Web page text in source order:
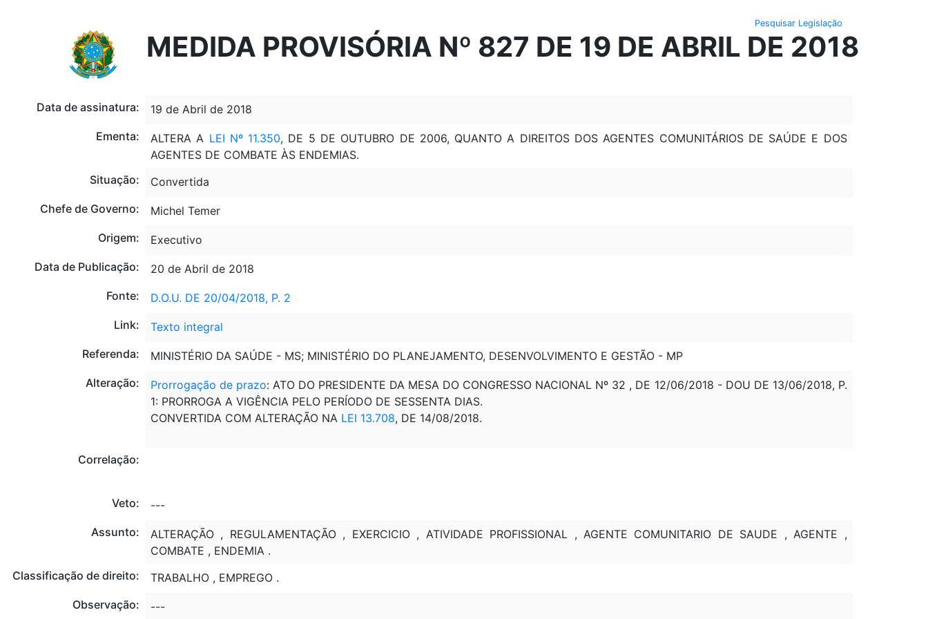
Pesquisar Legislação
MEDIDA PROVISÓRIA Nº 827 DE 19 DE ABRIL DE 2018
Data de assinatura:
19 de Abril de 2018
Ementa:
ALTERA A LEI Nº 11.350, DE 5 DE OUTUBRO DE 2006, QUANTO A DIREITOS DOS AGENTES COMUNITÁRIOS DE SAÚDE E DOS
AGENTES DE COMBATE ÀS ENDEMIAS.
Situação:
Convertida
Chefe de Governo:
Michel Temer
Origem:
Executivo
Data de Publicação:
20 de Abril de 2018
Fonte:
D.O.U. DE 20/04/2018, P. 2
Link:
Texto integral
Referenda:
MINISTÉRIO DA SAÚDE - MS; MINISTÉRIO DO PLANEJAMENTO, DESENVOLVIMENTO E GESTÃO - MP
Alteração:
Prorrogação de prazo: ATO DO PRESIDENTE DA MESA DO CONGRESSO NACIONAL Nº 32 , DE 12/06/2018 - DOU DE 13/06/2018, P.
1: PRORROGA A VIGÊNCIA PELO PERÍODO DE SESSENTA DIAS.
CONVERTIDA COM ALTERAÇÃO NA LEI 13.708, DE 14/08/2018.
Correlação:
Veto:
---
Assunto:
ALTERAÇÃO , REGULAMENTAÇÃO , EXERCICIO , ATIVIDADE PROFISSIONAL , AGENTE COMUNITARIO DE SAUDE , AGENTE ,
COMBATE , ENDEMIA .
Classificação de direito:
TRABALHO , EMPREGO .
Observação:
---